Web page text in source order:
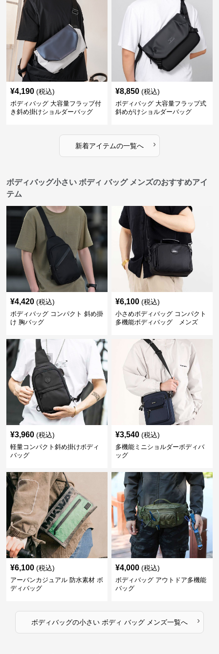
¥4,190 (税込)
ボディバッグ 大容量フラップ付
き斜め掛けショルダーバッグ
¥8,850 (税込)
ボディバッグ 大容量フラップ式
斜めがけショルダーバッグ
新着アイテムの一覧へ ›
ボディバッグ小さい ボディ バッグ メンズのおすすめアイ
テム
¥4,420 (税込)
ボディバッグ コンパクト 斜め掛
け 胸バッグ
¥6,100 (税込)
小さめボディバッグ コンパクト
多機能ボディバッグ メンズ
¥3,960 (税込)
軽量コンパクト斜め掛けボディ
バッグ
¥3,540 (税込)
多機能ミニショルダーボディバ
ッグ
¥6,100 (税込)
アーバンカジュアル 防水素材 ボ
ディバッグ
¥4,000 (税込)
ボディバッグ アウトドア多機能
バッグ
ボディバッグの小さい ボディ バッグ メンズ一覧へ ›